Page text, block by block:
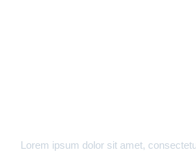
Lorem ipsum dolor sit amet,